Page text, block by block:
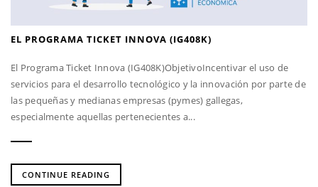
EL PROGRAMA TICKET INNOVA (IG408K)
El Programa Ticket Innova (IG408K)ObjetivoIncentivar el uso de
servicios para el desarrollo tecnológico y la innovación por parte de
las pequeñas y medianas empresas (pymes) gallegas,
especialmente aquellas pertenecientes a...
CONTINUE READING